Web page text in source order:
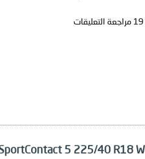
19 مراجعة التعليقات